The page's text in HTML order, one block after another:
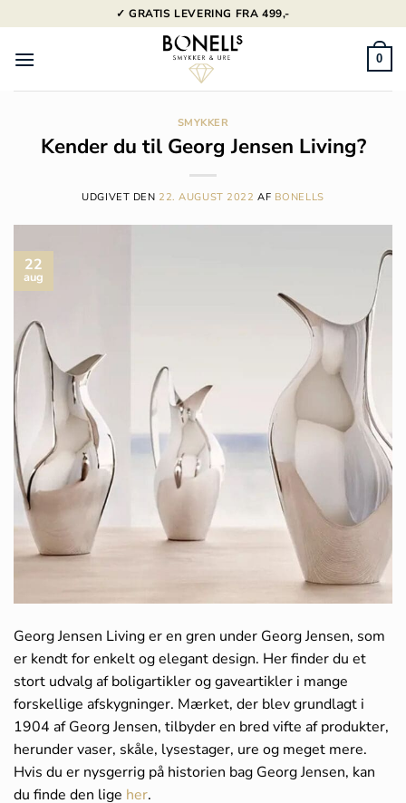
til
indhold
✓ GRATIS LEVERING FRA 499,-
0
SMYKKER
Kender du til Georg Jensen Living?
UDGIVET DEN 22. AUGUST 2022 AF BONELLS
22
aug
Georg Jensen Living er en gren under Georg Jensen, som
er kendt for enkelt og elegant design. Her finder du et
stort udvalg af boligartikler og gaveartikler i mange
forskellige afskygninger. Mærket, der blev grundlagt i
1904 af Georg Jensen, tilbyder en bred vifte af produkter,
herunder vaser, skåle, lysestager, ure og meget mere.
Hvis du er nysgerrig på historien bag Georg Jensen, kan
du finde den lige her.